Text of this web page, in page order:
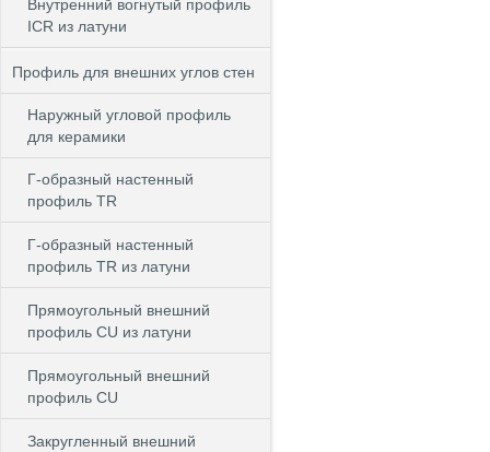
Внутренний вогнутый профиль
ICR из латуни
Профиль для внешних углов стен
Наружный угловой профиль
для керамики
Г-образный настенный
профиль TR
Г-образный настенный
профиль TR из латуни
Прямоугольный внешний
профиль CU из латуни
Прямоугольный внешний
профиль CU
Закругленный внешний